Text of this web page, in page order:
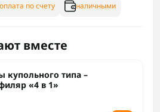
по счету наличными
вместе
купольного типа –
«4 в 1»